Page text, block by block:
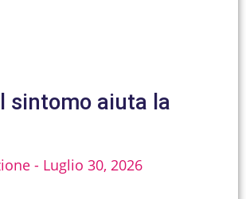
sintomo aiuta la
Luglio 30, 2026